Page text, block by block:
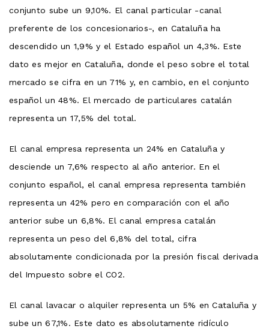
conjunto sube un 9,10%. El canal particular -canal
preferente de los concesionarios-, en Cataluña ha
descendido un 1,9% y el Estado español un 4,3%. Este
dato es mejor en Cataluña, donde el peso sobre el total
mercado se cifra en un 71% y, en cambio, en el conjunto
español un 48%. El mercado de particulares catalán
representa un 17,5% del total.
El canal empresa representa un 24% en Cataluña y
desciende un 7,6% respecto al año anterior. En el
conjunto español, el canal empresa representa también
representa un 42% pero en comparación con el año
anterior sube un 6,8%. El canal empresa catalán
representa un peso del 6,8% del total, cifra
absolutamente condicionada por la presión fiscal derivada
del Impuesto sobre el CO2.
El canal lavacar o alquiler representa un 5% en Cataluña y
sube un 67,1%. Este dato es absolutamente ridículo